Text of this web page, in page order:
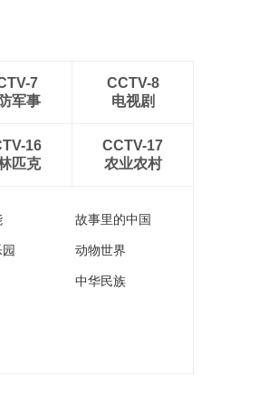
7
军事
CCTV-8
电视剧
16
匹克
CCTV-17
农业农村
故事里的中国
动物世界
中华民族